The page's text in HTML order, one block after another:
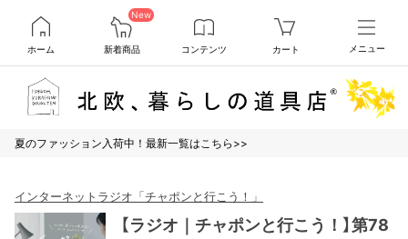
ホーム
New
新着商品 コンテンツ カート メニュー
夏のファッション入荷中！最新一覧はこちら>>
インターネットラジオ「チャポンと行こう！」
【ラジオ｜チャポンと行こう！】第78